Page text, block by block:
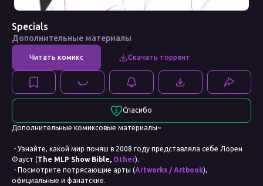
Specials
Дополнительные материалы
Спасибо
Дополнительные комиксовые материалы~
- Узнайте, какой мир поняш в 2008 году представляла себе Лорен
Фауст (The MLP Show Bible, Other).
- Посмотрите потрясающие арты (Artworks / Artbook),
официальные и фанатские.